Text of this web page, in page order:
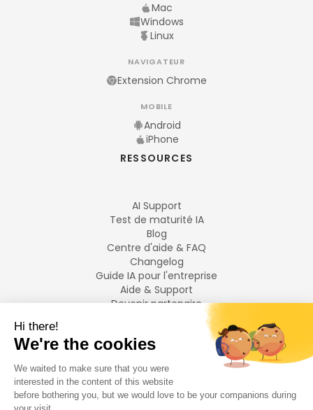
Mac
Windows
Linux
NAVIGATEUR
Extension Chrome
MOBILE
Android
iPhone
RESSOURCES
AI Support
Test de maturité IA
Blog
Centre d'aide & FAQ
Changelog
Guide IA pour l'entreprise
Aide & Support
Devenir partenaire
LANGUES
Français
English